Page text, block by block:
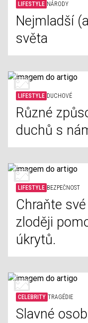
LIFESTYLE NÁRODY
Nejmladší
světa
LIFESTYLE DUCHOVÉ
Různé
duchů s
LIFESTYLE BEZPEČNOST
Chraňte
zloději
úkrytů.
CELEBRITY TRAGÉDIE
Slavné